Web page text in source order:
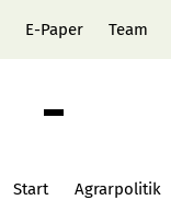
E-Paper Team
Start Agrarpolitik